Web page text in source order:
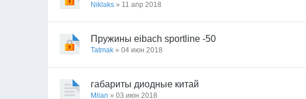
Niklaks » 11 апр 2018
Пружины eibach sportline -50
Tatmak » 04 июн 2018
габариты диодные китай
Milan » 03 июн 2018